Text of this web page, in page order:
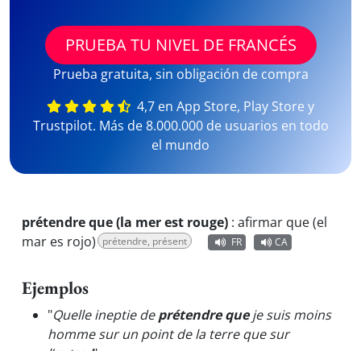
PRUEBA TU NIVEL DE FRANCÉS
Prueba gratuita, sin obligación de compra
4,7 en App Store, Play Store y
Trustpilot. Más de 8.000.000 de usuarios en todo
el mundo
prétendre que (la mer est rouge) : afirmar que (el
mar es rojo) prétendre, présent FR CA
Ejemplos
"Quelle ineptie deprétendre queje suis moins
homme sur un point de la terre que sur